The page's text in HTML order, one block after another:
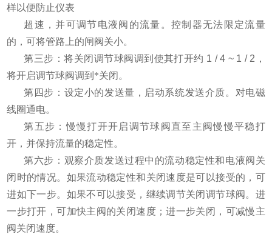
样以便防止仪表
超速，并可调节电液阀的流量。控制器无法限定流量
的，可将管路上的闸阀关小。
第三步：将关闭调节球阀调到使其打开约 1 / 4 ~ 1 / 2 ，
将开启调节球阀调到*关闭。
第四步：设定小的发送量，启动系统发送介质。对电磁
线圈通电。
第五步：慢慢打开开启调节球阀直至主阀慢慢平稳打
开，并保持流量的稳定性。
第六步：观察介质发送过程中的流动稳定性和电液阀关
闭时的情况。如果流动稳定性和关闭速度是可以接受的，可
进如下一步。如果不可以接受，继续调节关闭调节球阀。进
一步打开，可加快主阀的关闭速度；进一步关闭，可减慢主
阀关闭速度。